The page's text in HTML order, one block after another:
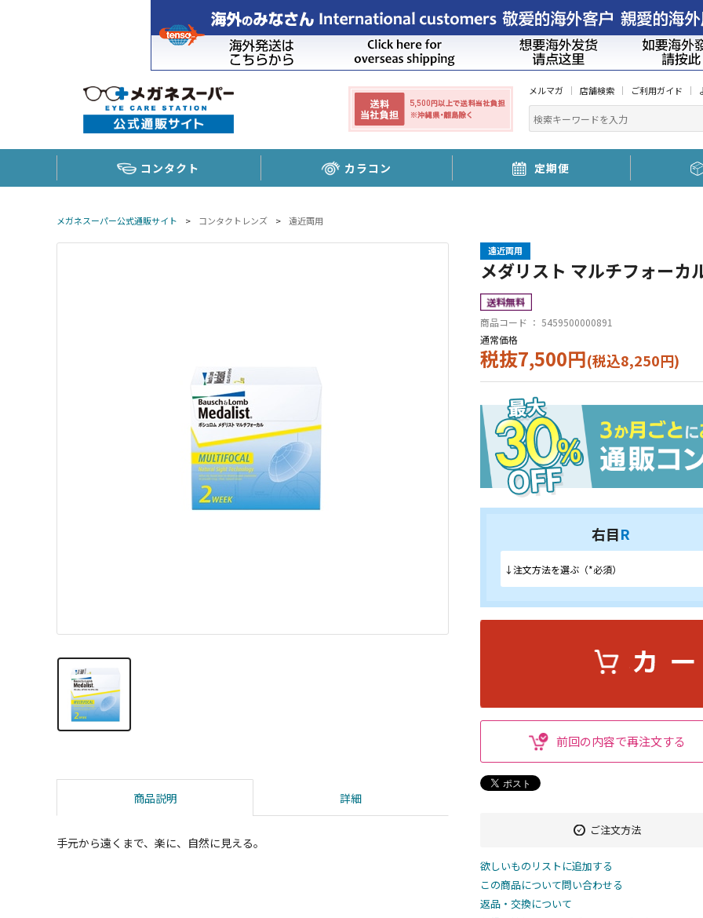
メルマガ 店舗検索 ご利用ガイド
コンタクト カラコン 定期便
メガネスーパー公式通販サイト > コンタクトレンズ > 遠近両用
商品説明 詳細
手元から遠くまで、楽に、自然に見える。
遠近両用
メダリスト マルチフォー
商品コード ： 5459500000891
通常価格
税抜7,500円(税込8,250円)
右目R
前回の内容で再注文する
ご注文方法
欲しいものリストに追加する
この商品について問い合わせる
返品・交換について